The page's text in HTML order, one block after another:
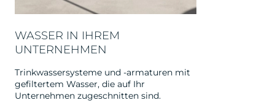
WASSER IN IHREM
UNTERNEHMEN
Trinkwassersysteme und -armaturen mit
gefiltertem Wasser, die auf Ihr
Unternehmen zugeschnitten sind.